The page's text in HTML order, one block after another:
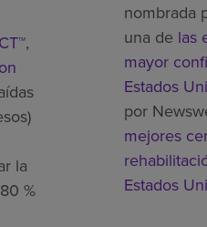
,
la
%
nombrada
una de las
mayor
Estados
por
mejores
Estados